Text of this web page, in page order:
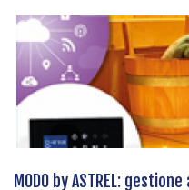
MODO by ASTREL: